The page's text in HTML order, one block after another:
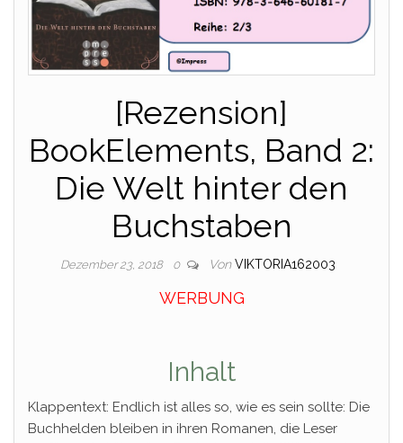
[Rezension]
BookElements, Band 2:
Die Welt hinter den
Buchstaben
Dezember 23, 2018 0 Von VIKTORIA162003
WERBUNG
Inhalt
Klappentext: Endlich ist alles so, wie es sein sollte: Die
Buchhelden bleiben in ihren Romanen, die Leser